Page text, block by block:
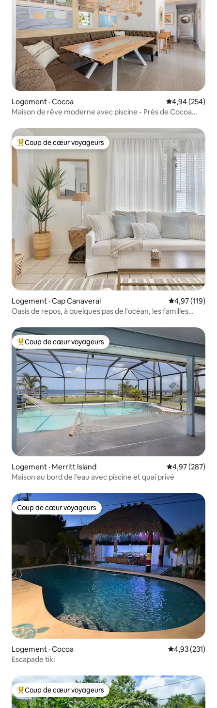
Logement · Cocoa Note
4,94 (254)
Maison de rêve moderne avec piscine - Près de Cocoa
Coup de cœur voyageurs parmi les plus aimés
Coup de cœur voyageurs
Logement · Cap Canaveral Note
4,97 (119)
Oasis de repos, à quelques pas de l'océan, les familles
Coup de cœur voyageurs parmi les plus aimés
Coup de cœur voyageurs
Logement · Merritt Island Note
4,97 (287)
Maison au bord de l'eau avec piscine et quai privé
Coup de cœur voyageurs
Coup de cœur voyageurs
Logement · Cocoa Note
4,93 (231)
Escapade tiki
Coup de cœur voyageurs parmi les plus aimés
Coup de cœur voyageurs